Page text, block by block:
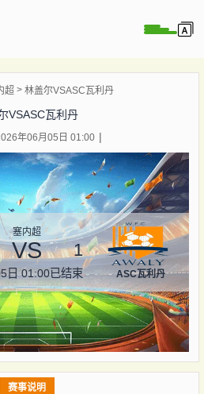
超 林盖尔VSASC瓦利丹
VSASC瓦利丹
年06月05日 01:00
塞内超
VS 1
日 01:00已结束 ASC瓦利丹
赛事说明